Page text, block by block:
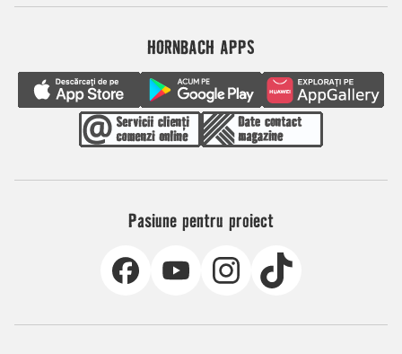
HORNBACH APPS
Pasiune pentru proiect